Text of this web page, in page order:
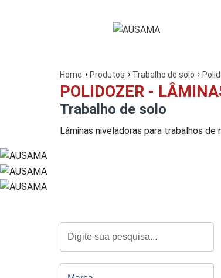
Home Produtos Trabalho de solo
POLIDOZER -
Trabalho de solo
Lâminas niveladoras para trabalhos